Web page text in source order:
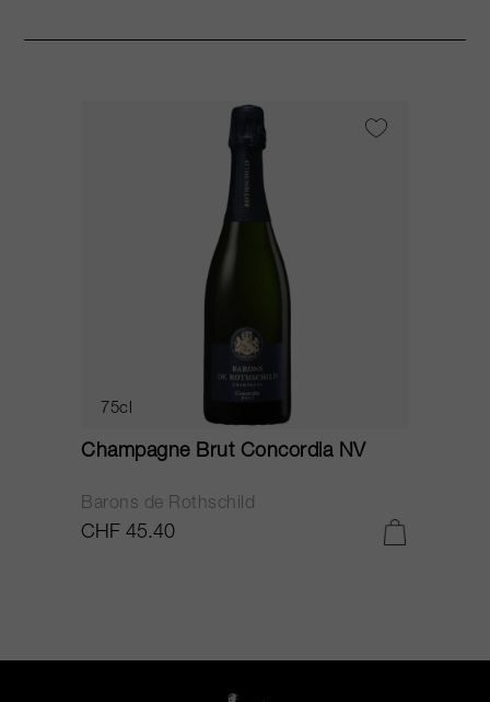
75cl
Champagne Brut Concordia NV
Barons de Rothschild
CHF 45.40